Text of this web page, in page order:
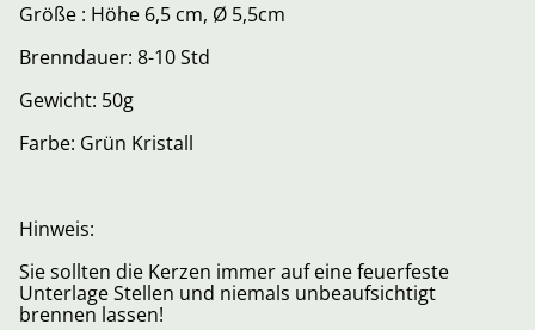
Größe : Höhe 6,5 cm, Ø 5,5cm
Brenndauer: 8-10 Std
Gewicht: 50g
Farbe: Grün Kristall
Hinweis:
Sie sollten die Kerzen immer auf eine feuerfeste
Unterlage Stellen und niemals unbeaufsichtigt
brennen lassen!